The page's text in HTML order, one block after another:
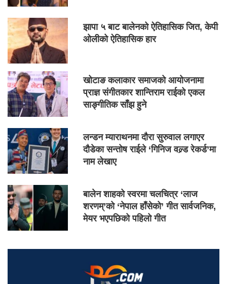
झापा ५ बाट बालेनको ऐतिहासिक जित, केपी
ओलीको ऐतिहासिक हार
खोटाङ कलाकार समाजको आयोजनामा
प्राज्ञ संगीतकार शान्तिराम राईको एकल
साङ्गीतिक साँझ हुने
लन्डन म्याराथनमा दौरा सुरुवाल लगाएर
दौडेका सन्तोष राईले ‘गिनिज वल्र्ड रेकर्ड’मा
नाम लेखाए
बालेन शाहको स्वरमा चलचित्र ‘लाज
शरणम्’को ‘नेपाल हाँसेको’ गीत सार्वजनिक,
मेयर भएपछिको पहिलो गीत